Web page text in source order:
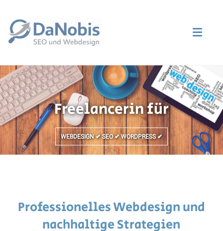
springen
DaNobis ➡️
Webdesignerin
in Berlin
Freelancerin für
WEBDESIGN ✔ SEO ✔ WORDPRESS ✔
Professionelles Webdesign und
nachhaltige Strategien